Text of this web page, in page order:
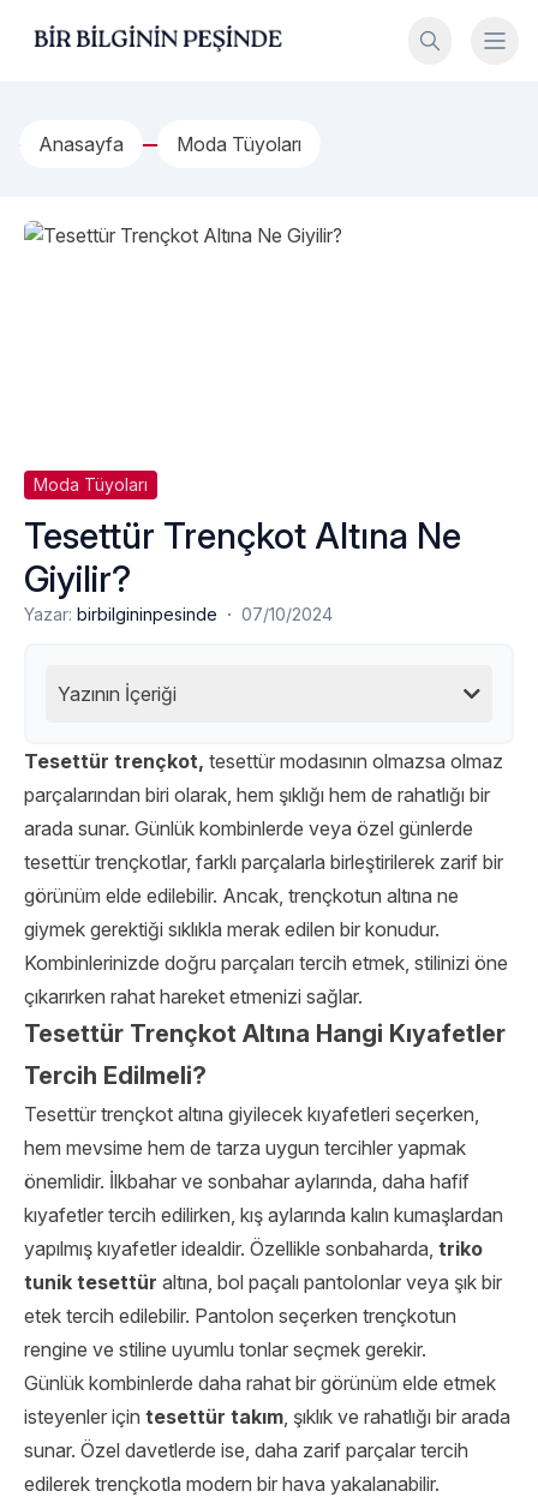
Bir Bilginin Peşinde!
Anasayfa Moda Tüyoları
Moda Tüyoları
Tesettür Trençkot Altına Ne
Giyilir?
Yazar: birbilgininpesinde · 07/10/2024
Yazının İçeriği
Tesettür trençkot, tesettür modasının olmazsa olmaz
parçalarından biri olarak, hem şıklığı hem de rahatlığı bir
arada sunar. Günlük kombinlerde veya özel günlerde
tesettür trençkotlar, farklı parçalarla birleştirilerek zarif bir
görünüm elde edilebilir. Ancak, trençkotun altına ne
giymek gerektiği sıklıkla merak edilen bir konudur.
Kombinlerinizde doğru parçaları tercih etmek, stilinizi öne
çıkarırken rahat hareket etmenizi sağlar.
Tesettür Trençkot Altına Hangi Kıyafetler
Tercih Edilmeli?
Tesettür trençkot altına giyilecek kıyafetleri seçerken,
hem mevsime hem de tarza uygun tercihler yapmak
önemlidir. İlkbahar ve sonbahar aylarında, daha hafif
kıyafetler tercih edilirken, kış aylarında kalın kumaşlardan
yapılmış kıyafetler idealdir. Özellikle sonbaharda, triko
tunik tesettür altına, bol paçalı pantolonlar veya şık bir
etek tercih edilebilir. Pantolon seçerken trençkotun
rengine ve stiline uyumlu tonlar seçmek gerekir.
Günlük kombinlerde daha rahat bir görünüm elde etmek
isteyenler için tesettür takım, şıklık ve rahatlığı bir arada
sunar. Özel davetlerde ise, daha zarif parçalar tercih
edilerek trençkotla modern bir hava yakalanabilir.